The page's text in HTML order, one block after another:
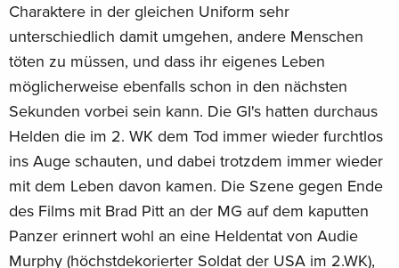
Charaktere in der gleichen Uniform sehr
unterschiedlich damit umgehen, andere Menschen
töten zu müssen, und dass ihr eigenes Leben
möglicherweise ebenfalls schon in den nächsten
Sekunden vorbei sein kann. Die GI's hatten durchaus
Helden die im 2. WK dem Tod immer wieder furchtlos
ins Auge schauten, und dabei trotzdem immer wieder
mit dem Leben davon kamen. Die Szene gegen Ende
des Films mit Brad Pitt an der MG auf dem kaputten
Panzer erinnert wohl an eine Heldentat von Audie
Murphy (höchstdekorierter Soldat der USA im 2.WK),